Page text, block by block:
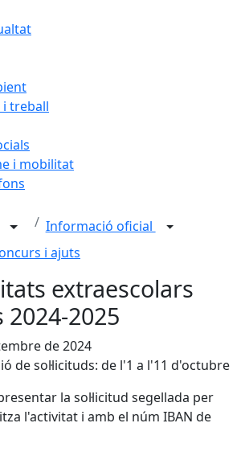
i treball
i mobilitat
Informació oficial
i ajuts
extraescolars
2025
de 2024
de sol·licituds: de l'1 a l'11 d'octubre
la sol·licitud segellada per
l'activitat i amb el núm IBAN de